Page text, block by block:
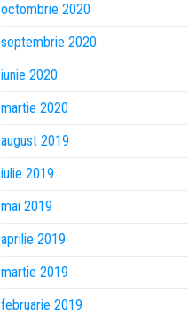
octombrie 2020
septembrie 2020
iunie 2020
martie 2020
august 2019
iulie 2019
mai 2019
aprilie 2019
martie 2019
februarie 2019